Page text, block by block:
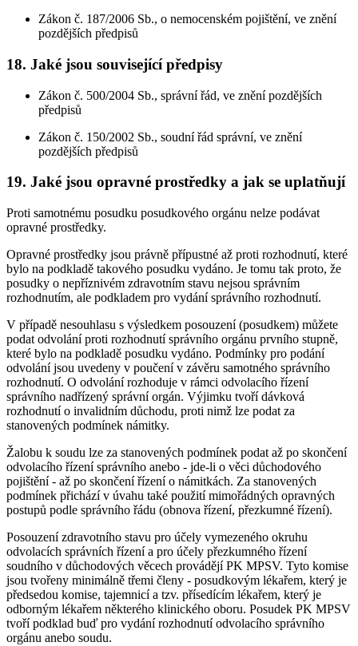
Zákon č. 187/2006 Sb., o nemocenském pojištění, ve znění
pozdějších předpisů
18. Jaké jsou související předpisy
Zákon č. 500/2004 Sb., správní řád, ve znění pozdějších
předpisů
Zákon č. 150/2002 Sb., soudní řád správní, ve znění
pozdějších předpisů
19. Jaké jsou opravné prostředky a jak se uplatňují
Proti samotnému posudku posudkového orgánu nelze podávat
opravné prostředky.
Opravné prostředky jsou právně přípustné až proti rozhodnutí, které
bylo na podkladě takového posudku vydáno. Je tomu tak proto, že
posudky o nepříznivém zdravotním stavu nejsou správním
rozhodnutím, ale podkladem pro vydání správního rozhodnutí.
V případě nesouhlasu s výsledkem posouzení (posudkem) můžete
podat odvolání proti rozhodnutí správního orgánu prvního stupně,
které bylo na podkladě posudku vydáno. Podmínky pro podání
odvolání jsou uvedeny v poučení v závěru samotného správního
rozhodnutí. O odvolání rozhoduje v rámci odvolacího řízení
správního nadřízený správní orgán. Výjimku tvoří dávková
rozhodnutí o invalidním důchodu, proti nimž lze podat za
stanovených podmínek námitky.
Žalobu k soudu lze za stanovených podmínek podat až po skončení
odvolacího řízení správního anebo - jde-li o věci důchodového
pojištění - až po skončení řízení o námitkách. Za stanovených
podmínek přichází v úvahu také použití mimořádných opravných
postupů podle správního řádu (obnova řízení, přezkumné řízení).
Posouzení zdravotního stavu pro účely vymezeného okruhu
odvolacích správních řízení a pro účely přezkumného řízení
soudního v důchodových věcech provádějí PK MPSV. Tyto komise
jsou tvořeny minimálně třemi členy - posudkovým lékařem, který je
předsedou komise, tajemnicí a tzv. přísedícím lékařem, který je
odborným lékařem některého klinického oboru. Posudek PK MPSV
tvoří podklad buď pro vydání rozhodnutí odvolacího správního
orgánu anebo soudu.